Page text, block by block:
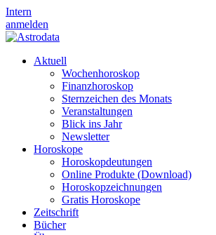
Intern
anmelden
Aktuell
Wochenhoroskop
Finanzhoroskop
Sternzeichen des Monats
Veranstaltungen
Blick ins Jahr
Newsletter
Horoskope
Horoskopdeutungen
Online Produkte (Download)
Horoskopzeichnungen
Gratis Horoskope
Zeitschrift
Bücher